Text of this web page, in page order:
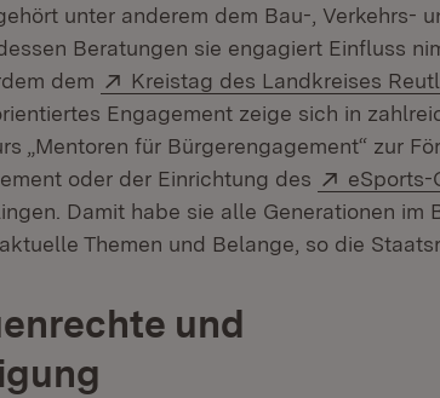
unter anderem dem Bau-, Verkehrs-
Beratungen sie engagiert Einfluss
dem
Extern:
Kreistag des Landkreises
Engagement zeige sich in
„Mentoren für Bürgerengagement“ zur
oder der Einrichtung des
Extern:
eSports-
neuem Fenster)
Damit habe sie alle Generationen im
Themen und Belange, so die
und